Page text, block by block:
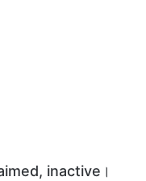
inactive।